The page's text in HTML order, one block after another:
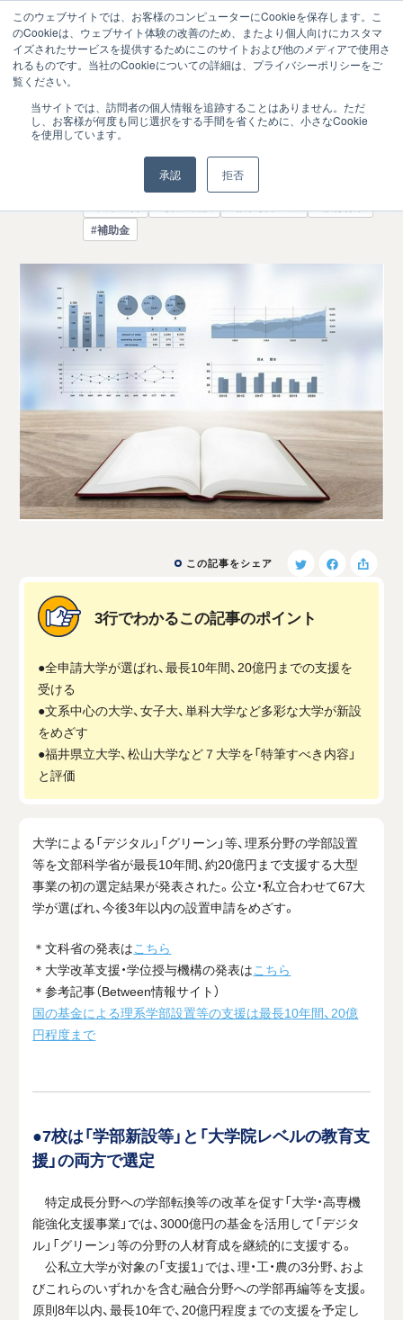
このウェブサイトでは、お客様のコンピューターにCookieを保存します。こ
のCookieは、ウェブサイト体験の改善のため、またより個人向けにカスタマ
イズされたサービスを提供するためにこのサイトおよび他のメディアで使用さ
れるものです。当社のCookieについての詳細は、プライバシーポリシーをご
覧ください。
当サイトでは、訪問者の個人情報を追跡することはありません。ただ
し、お客様が何度も同じ選択をする手間を省くために、小さなCookie
を使用しています。
承認 拒否
21
理系学部新設等を支援する事業に67大学
を選定―文科省
#補助金
この記事をシェア
3行でわかるこの記事のポイント
●全申請大学が選ばれ、最長10年間、20億円までの支援を
受ける
●文系中心の大学、女子大、単科大学など多彩な大学が新設
をめざす
●福井県立大学、松山大学など７大学を「特筆すべき内容」
と評価
大学による「デジタル」「グリーン」等、理系分野の学部設置
等を文部科学省が最長10年間、約20億円まで支援する大型
事業の初の選定結果が発表された。公立・私立合わせて67大
学が選ばれ、今後3年以内の設置申請をめざす。
＊文科省の発表はこちら
＊大学改革支援・学位授与機構の発表はこちら
＊参考記事（Between情報サイト）
国の基金による理系学部設置等の支援は最長10年間、20億
円程度まで
●7校は「学部新設等」と「大学院レベルの教育支
援」の両方で選定
特定成長分野への学部転換等の改革を促す「大学・高専機
能強化支援事業」では、3000億円の基金を活用して「デジタ
ル」「グリーン」等の分野の人材育成を継続的に支援する。
公私立大学が対象の「支援1」では、理・工・農の3分野、およ
びこれらのいずれかを含む融合分野への学部再編等を支援。
原則8年以内、最長10年で、20億円程度までの支援を予定し